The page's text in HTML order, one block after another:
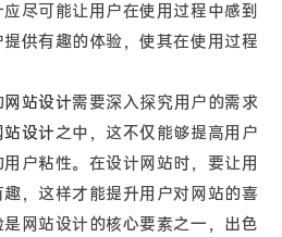
尽可能让用户在使用过程中感到
供有趣的体验，使其在使用过程
网站设计需要深入探究用户的需求
站设计之中，这不仅能够提高用户
户粘性。在设计网站时，要让用
，这样才能提升用户对网站的喜
网站设计的核心要素之一，出色